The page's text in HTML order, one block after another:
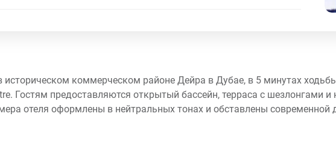
историческом коммерческом районе Дейра в Дубае, в 5 минутах
Гостям предоставляются открытый бассейн, терраса с шезлонгами и
отеля оформлены в нейтральных тонах и обставлены современной